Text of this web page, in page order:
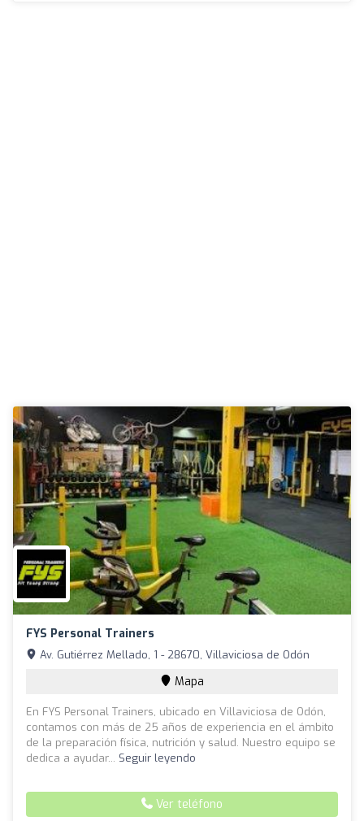
FYS Personal Trainers
Av. Gutiérrez Mellado, 1 - 28670, Villaviciosa de Odón
Mapa
En FYS Personal Trainers, ubicado en Villaviciosa de Odón,
contamos con más de 25 años de experiencia en el ámbito
de la preparación física, nutrición y salud. Nuestro equipo se
dedica a ayudar... Seguir leyendo
Ver teléfono